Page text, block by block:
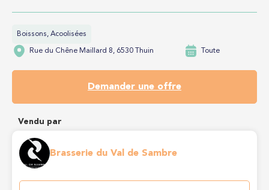
Boissons, Acoolisées
Rue du Chêne Maillard 8, 6530 Thuin Toute
Demander une offre
Vendu par
Brasserie du Val de Sambre